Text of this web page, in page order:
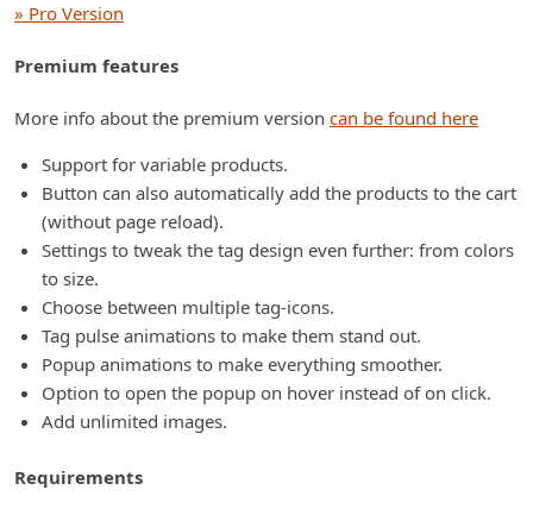
» Pro Version
Premium features
More info about the premium version can be found here
Support for variable products.
Button can also automatically add the products to the cart
(without page reload).
Settings to tweak the tag design even further: from colors
to size.
Choose between multiple tag-icons.
Tag pulse animations to make them stand out.
Popup animations to make everything smoother.
Option to open the popup on hover instead of on click.
Add unlimited images.
Requirements